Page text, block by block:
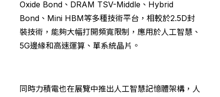
Oxide Bond、DRAM TSV-Middle、Hybrid
Bond、Mini HBM等多種技術平台，相較於2.5D封
裝技術，能夠大幅打開頻寬限制，應用於人工智慧、
5G邊緣和高速運算、單系統晶片。
同時力積電也在展覽中推出人工智慧記憶體架構，人